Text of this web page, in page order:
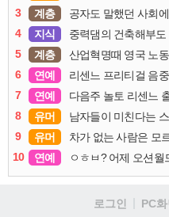
3
계층 공자도 말했던 사회
4
지식 중력댐의 건축해부도
5
계층 산업혁명때 영국 노
6
연예 리센느 프리티걸 음
7
연예 다음주 놀토 리센느 출
8
유머 남자들이 미친다는
9
유머 차가 없는 사람은 모
10
연예 ㅇㅎㅂ? 어제 오션월
로그인 PC